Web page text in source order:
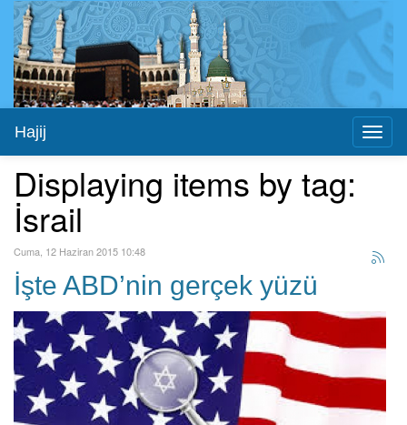
Hajij
Displaying items by tag:
İsrail
Cuma, 12 Haziran 2015 10:48
İşte ABD’nin gerçek yüzü